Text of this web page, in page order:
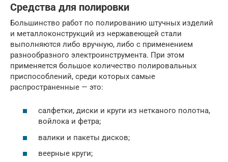
Средства для полировки
Большинство работ по полированию штучных изделий
и металлоконструкций из нержавеющей стали
выполняются либо вручную, либо с применением
разнообразного электроинструмента. При этом
применяется большое количество полировальных
приспособлений, среди которых самые
распространенные — это:
салфетки, диски и круги из нетканого полотна,
войлока и фетра;
валики и пакеты дисков;
веерные круги;